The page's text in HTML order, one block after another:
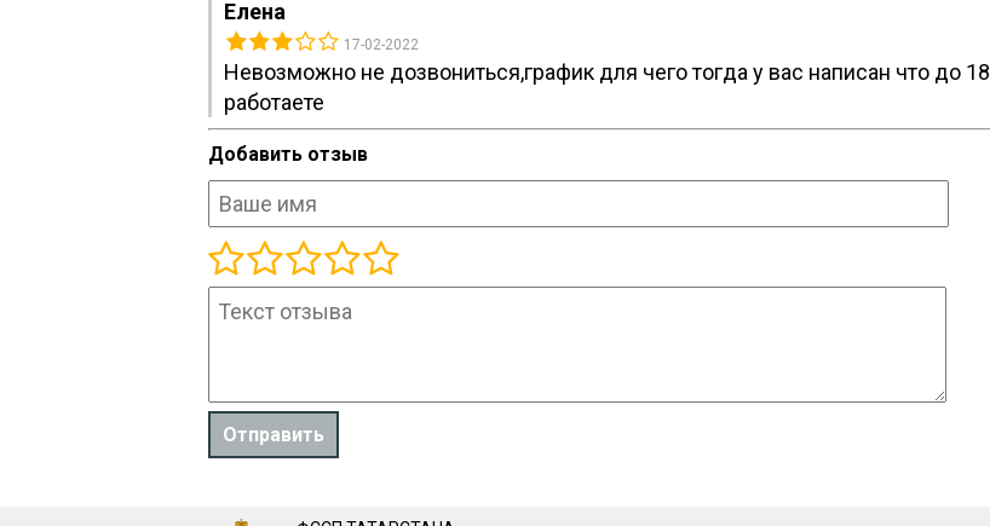
Елена
17-02-2022
Невозможно не дозвониться,график для чего тогда у вас написан что до 18
работаете
Добавить отзыв